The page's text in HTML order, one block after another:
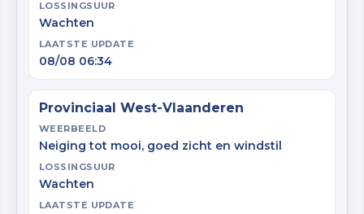
LOSSINGSUUR
Wachten
LAATSTE UPDATE
08/08 06:34
Provinciaal West-Vlaanderen
WEERBEELD
Neiging tot mooi, goed zicht en windstil
LOSSINGSUUR
Wachten
LAATSTE UPDATE